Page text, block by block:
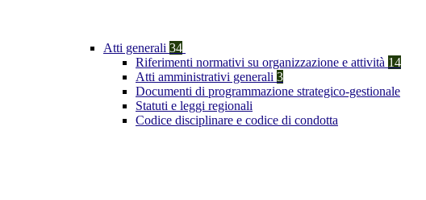
Atti generali 34
Riferimenti normativi su organizzazione e attività 14
Atti amministrativi generali 3
Documenti di programmazione strategico-gestionale
Statuti e leggi regionali
Codice disciplinare e codice di condotta